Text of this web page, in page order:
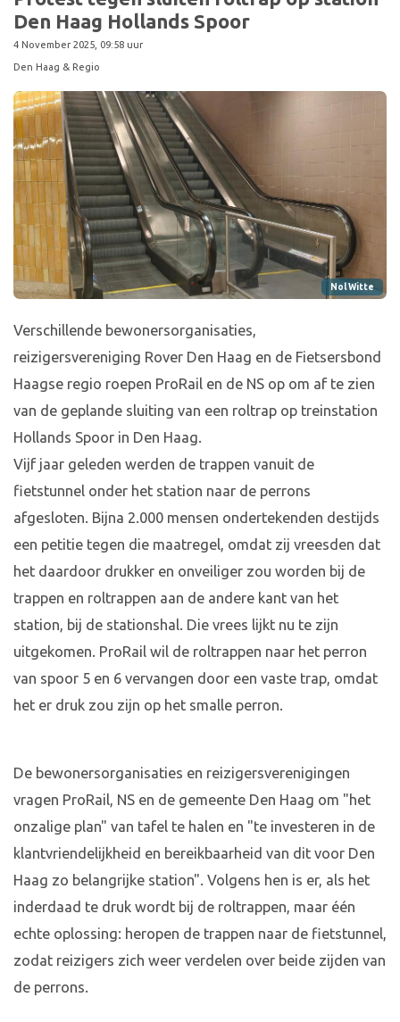
Den Haag Hollands Spoor
4 November 2025, 09:58 uur
Den Haag & Regio
Nol Witte
Verschillende bewonersorganisaties,
reizigersvereniging Rover Den Haag en de Fietsersbond
Haagse regio roepen ProRail en de NS op om af te zien
van de geplande sluiting van een roltrap op treinstation
Hollands Spoor in Den Haag.
Vijf jaar geleden werden de trappen vanuit de
fietstunnel onder het station naar de perrons
afgesloten. Bijna 2.000 mensen ondertekenden destijds
een petitie tegen die maatregel, omdat zij vreesden dat
het daardoor drukker en onveiliger zou worden bij de
trappen en roltrappen aan de andere kant van het
station, bij de stationshal. Die vrees lijkt nu te zijn
uitgekomen. ProRail wil de roltrappen naar het perron
van spoor 5 en 6 vervangen door een vaste trap, omdat
het er druk zou zijn op het smalle perron.
De bewonersorganisaties en reizigersverenigingen
vragen ProRail, NS en de gemeente Den Haag om "het
onzalige plan" van tafel te halen en "te investeren in de
klantvriendelijkheid en bereikbaarheid van dit voor Den
Haag zo belangrijke station". Volgens hen is er, als het
inderdaad te druk wordt bij de roltrappen, maar één
echte oplossing: heropen de trappen naar de fietstunnel,
zodat reizigers zich weer verdelen over beide zijden van
de perrons.